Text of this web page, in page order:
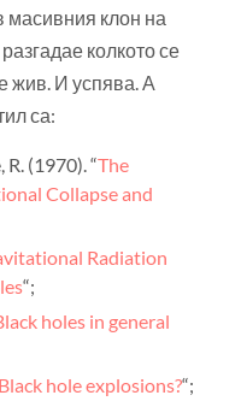
масивния клон на
колкото се
жив. И успява. А
са:
R. (1970). “The
Collapse and
Radiation
“;
holes in general
Black hole explosions?“;